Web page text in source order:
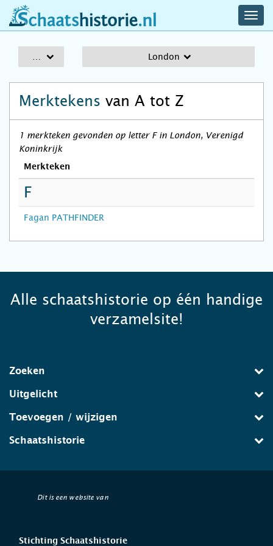
schaatshistorie.nl
London
Merktekens van A tot Z
1 merkteken gevonden op letter F in London, Verenigd
Koninkrijk
Merkteken
F
Fagan PATHFINDER
Alle schaatshistorie op één handige
verzamelsite!
Zoeken
Uitgelicht
Toevoegen / wijzigen
Schaatshistorie
Dit is een website van
Stichting Schaatshistorie